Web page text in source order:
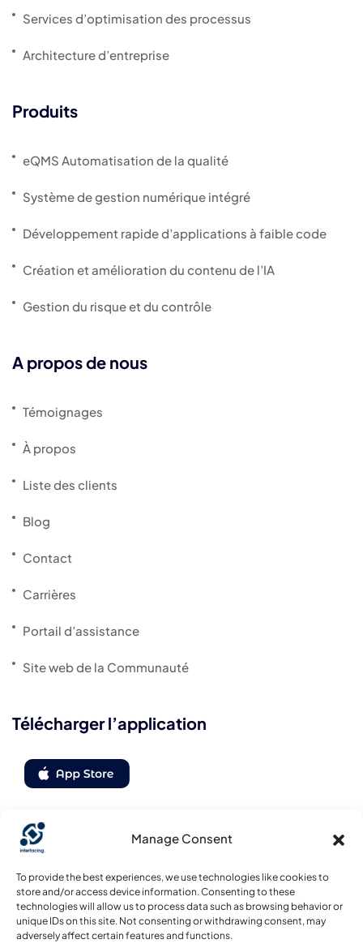
Manage Consent
To provide the best experiences, we use technologies like cookies to
store and/or access device information. Consenting to these
technologies will allow us to process data such as browsing behavior or
unique IDs on this site. Not consenting or withdrawing consent, may
adversely affect certain features and functions.
Services d’optimisation des processus
Architecture d’entreprise
Produits
eQMS Automatisation de la qualité
Système de gestion numérique intégré
Développement rapide d’applications à faible code
Création et amélioration du contenu de l’IA
Gestion du risque et du contrôle
A propos de nous
Témoignages
À propos
Liste des clients
Blog
Contact
Carrières
Portail d’assistance
Site web de la Communauté
Télécharger l’application